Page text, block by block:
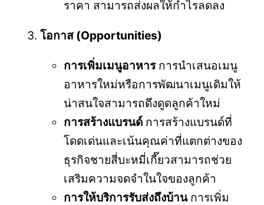
ราคา สามารถส่งผลให้กำไรลดลง
โอกาส (Opportunities)
การเพิ่มเมนูอาหารการนำเสนอเมนู
อาหารใหม่หรือการพัฒนาเมนูเดิมให้
น่าสนใจสามารถดึงดูดลูกค้าใหม่
การสร้างแบรนด์ การสร้างแบรนด์ที่
โดดเด่นและเน้นคุณค่าที่แตกต่างของ
ธุรกิจชายสี่บะหมี่เกี๊ยวสามารถช่วย
เสริมความจดจำในใจของลูกค้า
การให้บริการรับส่งถึงบ้านการเพิ่ม